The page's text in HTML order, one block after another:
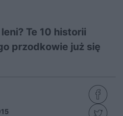
Te 10 historii
przodkowie już się